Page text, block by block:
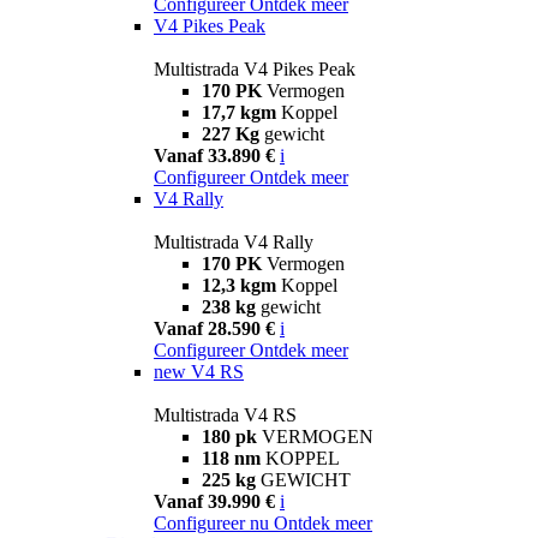
V4 Pikes Peak
Multistrada V4 Pikes Peak
170 PK Vermogen
17,7 kgm Koppel
227 Kg gewicht
Vanaf 33.890 € i
Configureer Ontdek meer
V4 Rally
Multistrada V4 Rally
170 PK Vermogen
12,3 kgm Koppel
238 kg gewicht
Vanaf 28.590 € i
Configureer Ontdek meer
new V4 RS
Multistrada V4 RS
180 pk VERMOGEN
118 nm KOPPEL
225 kg GEWICHT
Vanaf 39.990 € i
Configureer nu Ontdek meer